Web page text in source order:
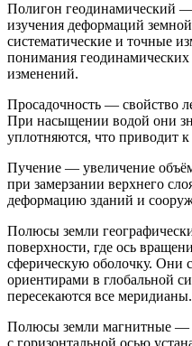
Полигон геодинамический —
изучения деформаций
систематические и точные
понимания
изменений.
Просадочность — свойство
При насыщении водой они
уплотняются, что приводит к
Пучение — увеличение
при замерзании верхнего
деформацию зданий и
Полюсы земли
поверхности, где ось
сферическую оболочку. Они
ориентирами в глобальной
пересекаются все меридианы.
Полюсы земли магнитные —